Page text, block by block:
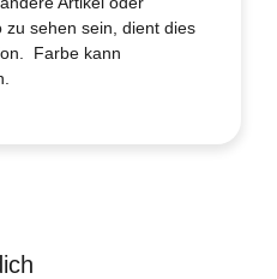
sehen sein, dient dies
Farbe kann